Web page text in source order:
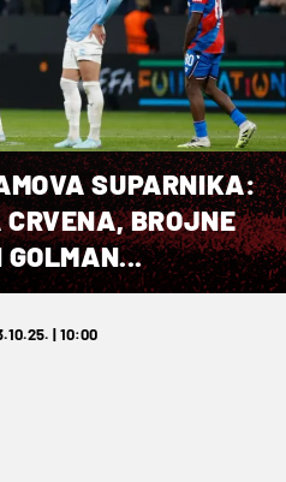
SUPARNIKA:
BROJNE
| 10:00